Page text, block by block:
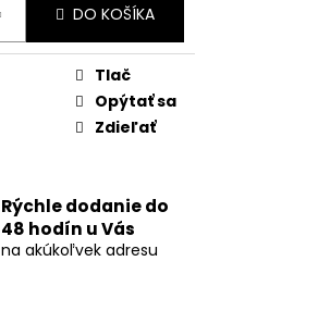
DO KOŠÍKA
Tlač
Opýtať sa
Zdieľať
Rýchle dodanie do
48 hodín u Vás
na akúkoľvek adresu